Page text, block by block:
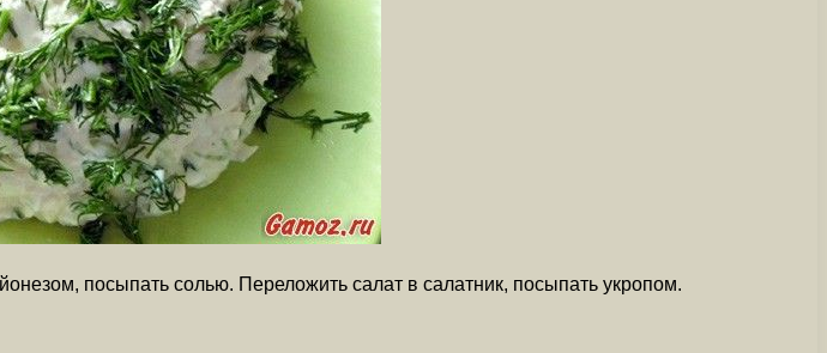
посыпать солью. Переложить салат в салатник, посыпать укропом.